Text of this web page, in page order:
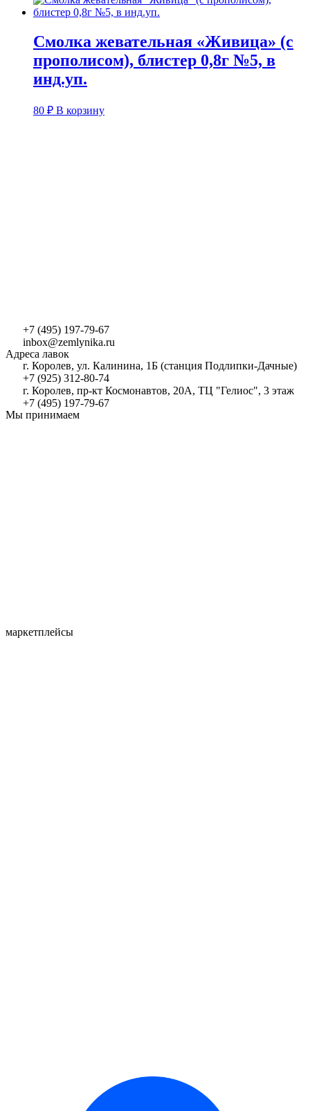
Смолка жевательная «Живица» (с
прополисом), блистер 0,8г №5, в
инд.уп.
80 ₽ В корзину
+7 (495) 197-79-67
inbox@zemlynika.ru
Адреса лавок
г. Королев, ул. Калинина, 1Б (станция Подлипки-Дачные)
+7 (925) 312-80-74
г. Королев, пр-кт Космонавтов, 20А, ТЦ "Гелиос", 3 этаж
+7 (495) 197-79-67
Мы принимаем
маркетплейсы